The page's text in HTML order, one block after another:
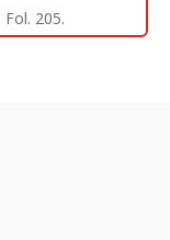
Fol. 205.